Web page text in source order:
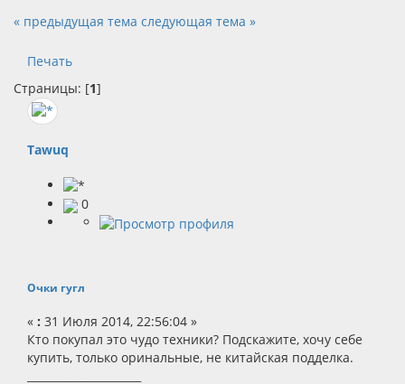
« предыдущая тема следующая тема »
Печать
Страницы: [1]
Tawuq
0
Очки гугл
« : 31 Июля 2014, 22:56:04 »
Кто покупал это чудо техники? Подскажите, хочу себе
купить, только оринальные, не китайская подделка.